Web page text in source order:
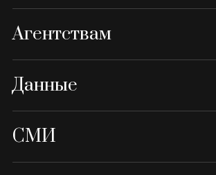
Агентствам
Данные
СМИ